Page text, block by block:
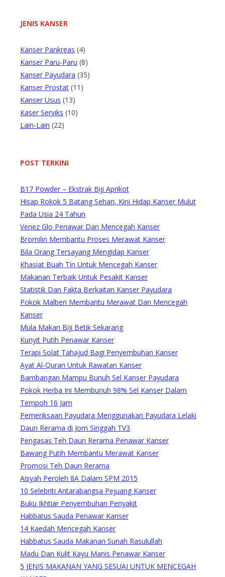
JENIS KANSER
Kanser Pankreas (4)
Kanser Paru-Paru (8)
Kanser Payudara (35)
Kanser Prostat (11)
Kanser Usus (13)
Kaser Serviks (10)
Lain-Lain (22)
POST TERKINI
B17 Powder – Ekstrak Biji Aprikot
Hisap Rokok 5 Batang Sehari, Kini Hidap Kanser Mulut
Pada Usia 24 Tahun
Venez Glo Penawar Dan Mencegah Kanser
Bromilin Membantu Proses Merawat Kanser
Bila Orang Tersayang Mengidap Kanser
Khasiat Buah Tin Untuk Mencegah Kanser
Makanan Terbaik Untuk Pesakit Kanser
Statistik Dan Fakta Berkaitan Kanser Payudara
Pokok Malberi Membantu Merawat Dan Mencegah
Kanser
Mula Makan Biji Betik Sekarang
Kunyit Putih Penawar Kanser
Terapi Solat Tahajud Bagi Penyembuhan Kanser
Ayat Al-Quran Untuk Rawatan Kanser
Bambangan Mampu Bunuh Sel Kanser Payudara
Pokok Herba Ini Membunuh 98% Sel Kanser Dalam
Tempoh 16 Jam
Pemeriksaan Payudara Menggunakan Payudara Lelaki
Daun Rerama di Jom Singgah TV3
Pengasas Teh Daun Rerama Penawar Kanser
Bawang Putih Membantu Merawat Kanser
Promosi Teh Daun Rerama
Aisyah Peroleh 8A Dalam SPM 2015
10 Selebriti Antarabangsa Pejuang Kanser
Buku Ikhtiar Penyembuhan Penyakit
Habbatus Sauda Penawar Kanser
14 Kaedah Mencegah Kanser
Habbatus Sauda Makanan Sunah Rasulullah
Madu Dan Kulit Kayu Manis Penawar Kanser
5 JENIS MAKANAN YANG SESUAI UNTUK MENCEGAH